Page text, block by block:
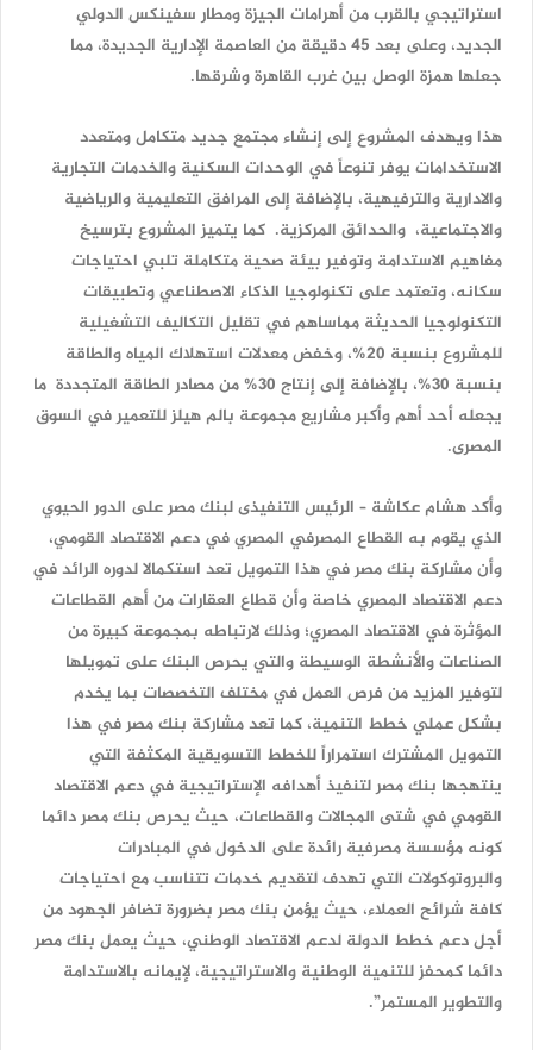
استراتيجي بالقرب من أهرامات الجيزة ومطار سفينكس الدولي
الجديد، وعلى بعد 45 دقيقة من العاصمة الإدارية الجديدة، مما
جعلها همزة الوصل بين غرب القاهرة وشرقها.
هذا ويهدف المشروع إلى إنشاء مجتمع جديد متكامل ومتعدد
الاستخدامات يوفر تنوعاً في الوحدات السكنية والخدمات التجارية
والادارية والترفيهية، بالإضافة إلى المرافق التعليمية والرياضية
والاجتماعية، والحدائق المركزية. كما يتميز المشروع بترسيخ
مفاهيم الاستدامة وتوفير بيئة صحية متكاملة تلبي احتياجات
سكانه، وتعتمد على تكنولوجيا الذكاء الاصطناعي وتطبيقات
التكنولوجيا الحديثة مماساهم في تقليل التكاليف التشغيلية
للمشروع بنسبة 20%، وخفض معدلات استهلاك المياه والطاقة
بنسبة 30%، بالإضافة إلى إنتاج 30% من مصادر الطاقة المتجددة ما
يجعله أحد أهم وأكبر مشاريع مجموعة بالم هيلز للتعمير في السوق
المصرى.
وأكد هشام عكاشة – الرئيس التنفيذى لبنك مصر على الدور الحيوي
الذي يقوم به القطاع المصرفي المصري في دعم الاقتصاد القومي،
وأن مشاركة بنك مصر في هذا التمويل تعد استكمالا لدوره الرائد في
دعم الاقتصاد المصري خاصة وأن قطاع العقارات من أهم القطاعات
المؤثرة في الاقتصاد المصري؛ وذلك لارتباطه بمجموعة كبيرة من
الصناعات والأنشطة الوسيطة والتي يحرص البنك على تمويلها
لتوفير المزيد من فرص العمل في مختلف التخصصات بما يخدم
بشكل عملي خطط التنمية، كما تعد مشاركة بنك مصر في هذا
التمويل المشترك استمراراً للخطط التسويقية المكثفة التي
ينتهجها بنك مصر لتنفيذ أهدافه الإستراتيجية في دعم الاقتصاد
القومي في شتى المجالات والقطاعات، حيث يحرص بنك مصر دائما
كونه مؤسسة مصرفية رائدة على الدخول في المبادرات
والبروتوكولات التي تهدف لتقديم خدمات تتناسب مع احتياجات
كافة شرائح العملاء، حيث يؤمن بنك مصر بضرورة تضافر الجهود من
أجل دعم خطط الدولة لدعم الاقتصاد الوطني، حيث يعمل بنك مصر
دائما كمحفز للتنمية الوطنية والاستراتيجية، لإيمانه بالاستدامة
والتطوير المستمر”.